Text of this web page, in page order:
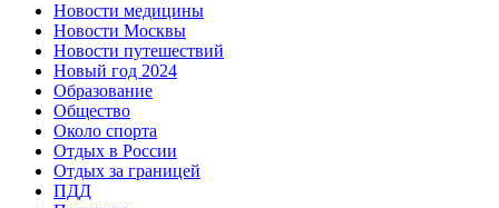
Новости медицины
Новости Москвы
Новости путешествий
Новый год 2024
Образование
Общество
Около спорта
Отдых в России
Отдых за границей
ПДД